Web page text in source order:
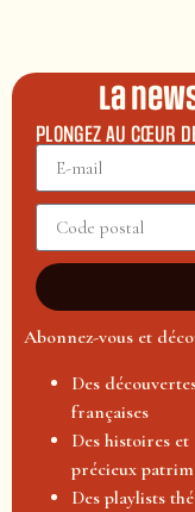
La
PLONGEZ AU CŒUR
Abonnez-vous et
Des
françaises
Des histoires
précieux
Des playlists